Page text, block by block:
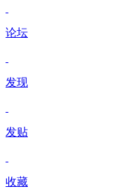
论坛
发现
发贴
收藏